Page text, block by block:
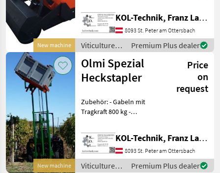
New machine
entwurzelt Unkraut - Pflug
bis 40 cm Tiefe - Optional:
Düngervergrabung
KOL-Technik, Franz Lampl-Küssner
8093 St. Peter am Ottersbach
Viticulture
equipment /
Olmi
Premium Plus dealer
New machine
Olmi Spezial
Heckstapler
Price
on
request
Zubehör: - Gabeln mit
Tragkraft 800 kg -
Tragkraft 1000 kg - Gabeln
für Heuballen 800 kg -
Hydraulischer 3-Punkt mit
Schläuchen - Pneuma
KOL-Technik, Franz Lampl-Küssner
8093 St. Peter am Ottersbach
Viticulture
Premium Plus dealer